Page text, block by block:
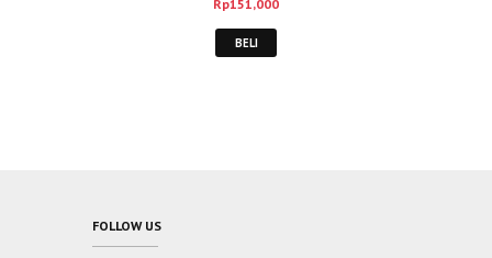
Rp151,000
BELI
FOLLOW US